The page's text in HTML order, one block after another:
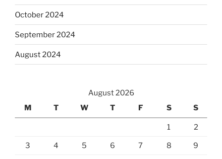
October 2024
September 2024
August 2024
August 2026
M
T W T F S S
1 2
3 4 5 6 7 8 9